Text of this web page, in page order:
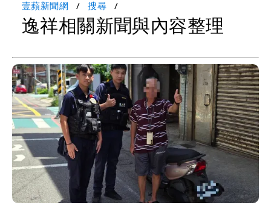
壹蘋新聞網 搜尋
逸祥相關新聞與內容整理